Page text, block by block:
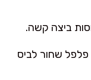
ביצה קשה.
פלפל שחור לביס